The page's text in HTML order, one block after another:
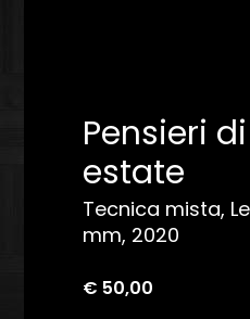
Pensieri
estate
Tecnica mista,
mm, 2020
€ 50,00